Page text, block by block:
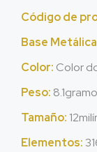
Código de
Base
Color: Color
Peso: 8.1gramo
Tamaño:
Elementos: